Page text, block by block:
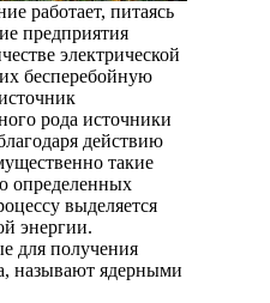
работает, питаясь
предприятия
электрической
бесперебойную
рода источники
действию
такие
определенных
выделяется
энергии.
для получения
называют ядерными